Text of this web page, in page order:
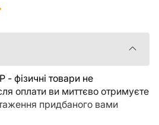
Рекомендуємо уважно
покупкою. Якщо у Вас
будь ласка,
товари не
оплати ви миттєво отримуєте
придбаного вами